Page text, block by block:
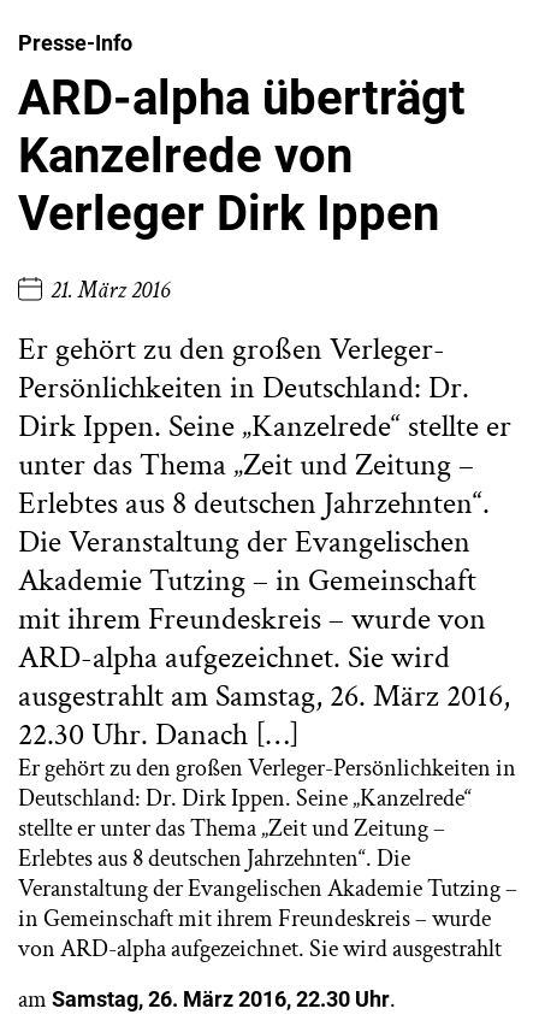
Presse-Info
ARD-alpha überträgt
Kanzelrede von
Verleger Dirk Ippen
21. März 2016
Er gehört zu den großen Verleger-
Persönlichkeiten in Deutschland: Dr.
Dirk Ippen. Seine „Kanzelrede“ stellte er
unter das Thema „Zeit und Zeitung –
Erlebtes aus 8 deutschen Jahrzehnten“.
Die Veranstaltung der Evangelischen
Akademie Tutzing – in Gemeinschaft
mit ihrem Freundeskreis – wurde von
ARD-alpha aufgezeichnet. Sie wird
ausgestrahlt am Samstag, 26. März 2016,
22.30 Uhr. Danach […]
Er gehört zu den großen Verleger-Persönlichkeiten in
Deutschland: Dr. Dirk Ippen. Seine „Kanzelrede“
stellte er unter das Thema „Zeit und Zeitung –
Erlebtes aus 8 deutschen Jahrzehnten“. Die
Veranstaltung der Evangelischen Akademie Tutzing –
in Gemeinschaft mit ihrem Freundeskreis – wurde
von ARD-alpha aufgezeichnet. Sie wird ausgestrahlt
am Samstag, 26. März 2016, 22.30 Uhr.